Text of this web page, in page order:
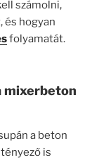
számolni,
és hogyan
folyamatát.
mixerbeton
a beton
is